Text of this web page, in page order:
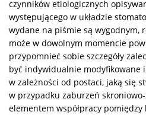
czynników etiologicznych
występującego w układzie
wydane na piśmie są wygodnym,
może w dowolnym momencie
przypomnieć sobie szczegóły
być indywidualnie modyfikowane
w zależności od postaci, jaką się
w przypadku zaburzeń
elementem współpracy